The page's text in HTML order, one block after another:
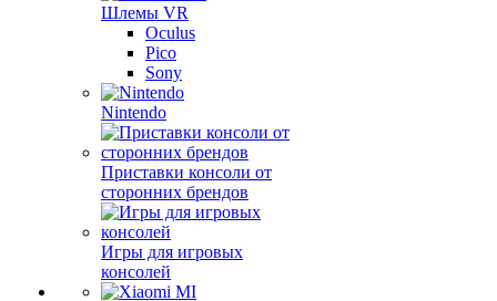
Шлемы VR
Oculus
Pico
Sony
Nintendo
Приставки консоли от
сторонних брендов
Игры для игровых
консолей